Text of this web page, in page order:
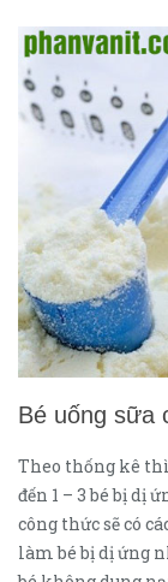
Bé uống sữa
Theo thống kê
đến 1 – 3 bé bị dị
công thức sẽ có
làm bé bị dị ứng